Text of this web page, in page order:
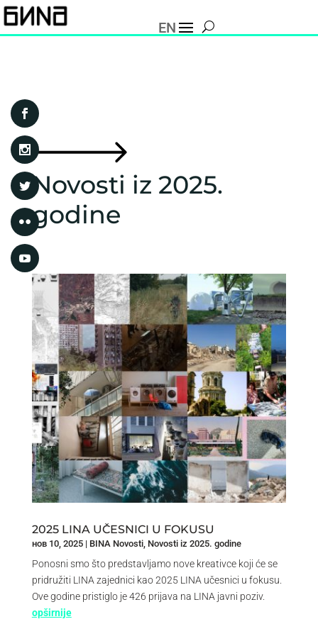
EN
Novosti iz 2025.
godine
2025 LINA UČESNICI U FOKUSU
нов 10, 2025| BINA Novosti, Novosti iz 2025. godine
Ponosni smo što predstavljamo nove kreativce koji će se
pridružiti LINA zajednici kao 2025 LINA učesnici u fokusu.
Ove godine pristiglo je 426 prijava na LINA javni poziv.
opširnije